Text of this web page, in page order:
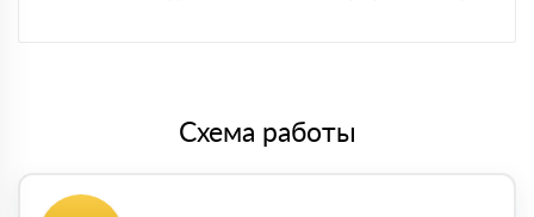
Схема работы